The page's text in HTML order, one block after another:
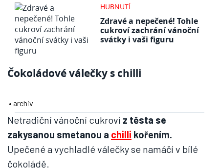
HUBNUTÍ
Zdravé a nepečené! Tohle
cukroví zachrání vánoční
svátky i vaši figuru
Čokoládové válečky s chilli
• archiv
Netradiční vánoční cukroví z těsta se
zakysanou smetanou a chilli kořením.
Upečené a vychladlé válečky se namáčí v bílé
čokoládě.